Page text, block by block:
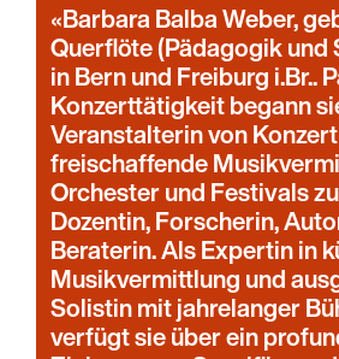
Barbara Balba Weber,
Querflöte (Pädagogik und
in Bern und Freiburg i.Br..
Konzerttätigkeit begann
Veranstalterin von
freischaffende
Orchester und Festivals
Dozentin, Forscherin,
Beraterin. Als Expertin in
Musikvermittlung und
Solistin mit jahrelanger
verfügt sie über ein